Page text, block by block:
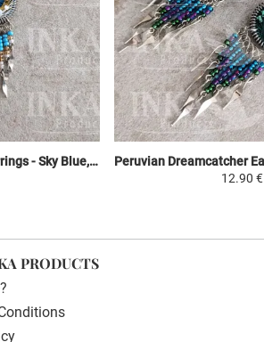
Peruvian Dreamcatcher Earrings - Sky Blue, Yellow & White
12.90 €
PRODUCTS